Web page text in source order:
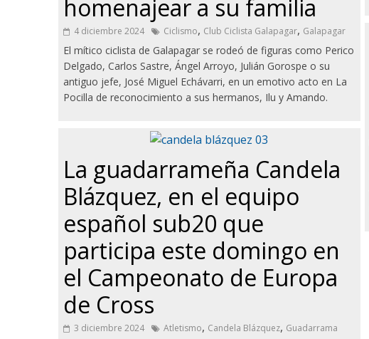
homenajear a su familia
4 diciembre 2024 Ciclismo, Club Ciclista Galapagar, Galapagar
El mítico ciclista de Galapagar se rodeó de figuras como Perico
Delgado, Carlos Sastre, Ángel Arroyo, Julián Gorospe o su
antiguo jefe, José Miguel Echávarri, en un emotivo acto en La
Pocilla de reconocimiento a sus hermanos, Ilu y Amando.
La guadarrameña Candela
Blázquez, en el equipo
español sub20 que
participa este domingo en
el Campeonato de Europa
de Cross
3 diciembre 2024 Atletismo, Candela Blázquez, Guadarrama